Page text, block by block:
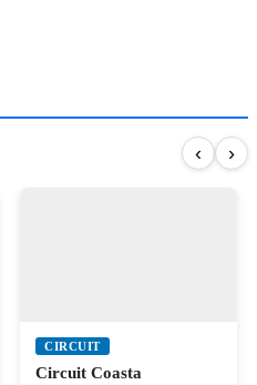
‹ ›
CIRCUIT
Circuit Coasta